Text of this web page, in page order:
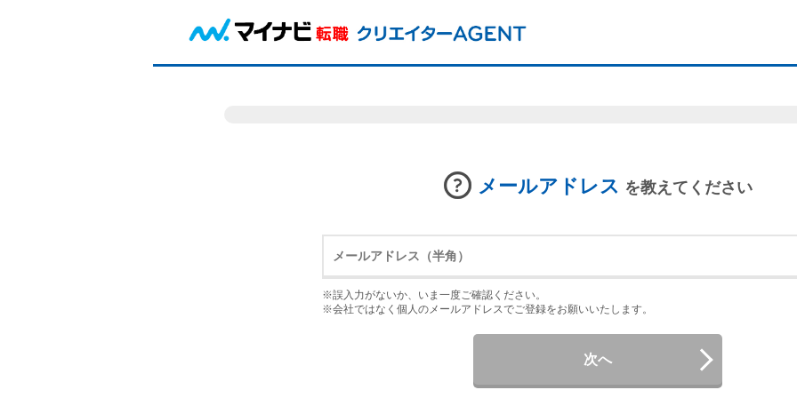
メールアドレス を教えてください
※誤入力がないか、いま一度ご確認ください。
※会社ではなく個人のメールアドレスでご登録をお願いいたします。
次へ